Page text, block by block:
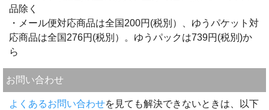
品除く
・メール便対応商品は全国200円(税別）、ゆうパケット対
応商品は全国276円(税別）。ゆうパックは739円(税別)か
ら
お問い合わせ
よくあるお問い合わせを見ても解決できないときは、以下